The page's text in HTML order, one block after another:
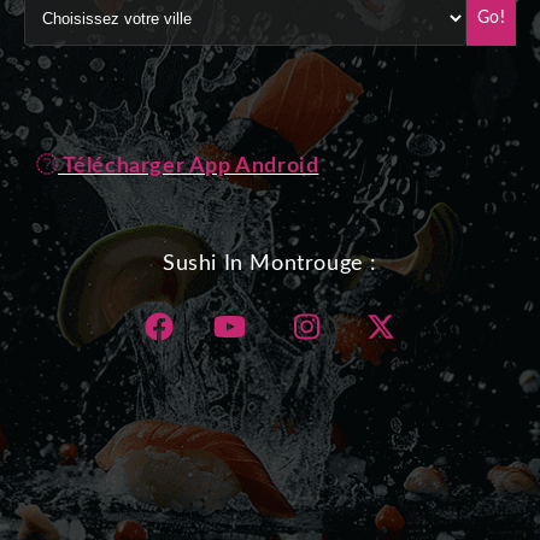
Go!
Télécharger App Android
Sushi In Montrouge :